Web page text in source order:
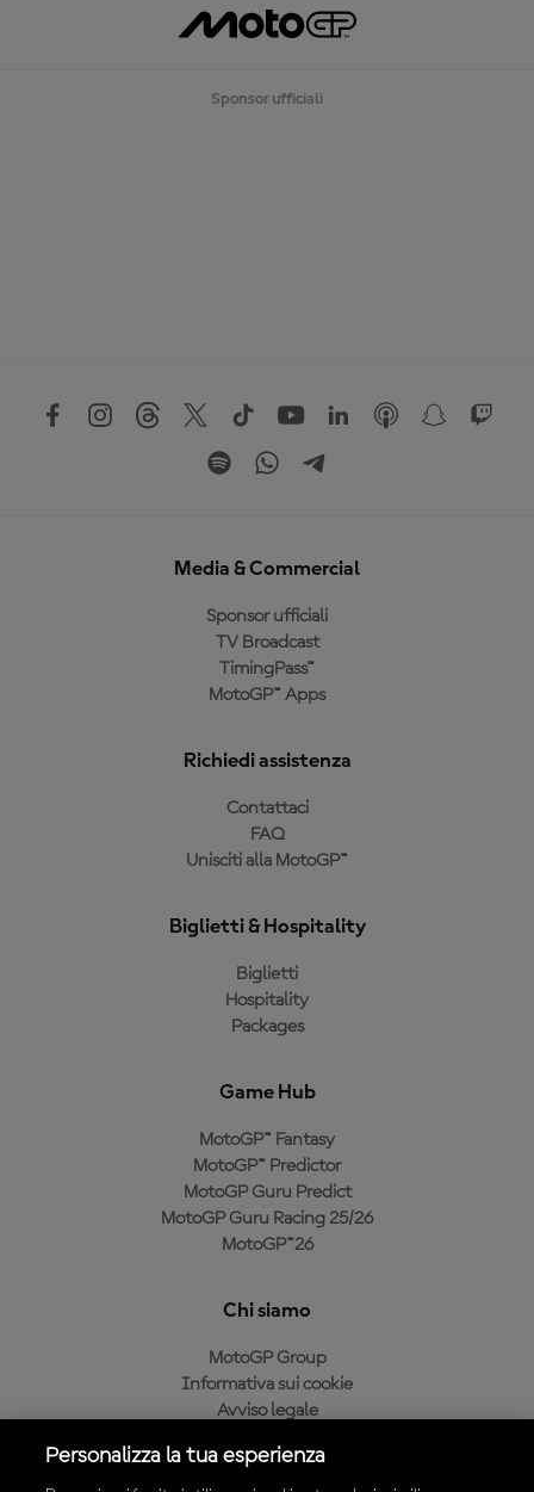
Sponsor ufficiali
Media & Commercial
Sponsor ufficiali
TV Broadcast
TimingPass™
MotoGP™ Apps
Richiedi assistenza
Contattaci
FAQ
Unisciti alla MotoGP™
Biglietti & Hospitality
Biglietti
Hospitality
Packages
Game Hub
MotoGP™ Fantasy
MotoGP™ Predictor
MotoGP Guru Predict
MotoGP Guru Racing 25/26
MotoGP™26
Chi siamo
MotoGP Group
Informativa sui cookie
Avviso legale
Condizioni di acquisto
Personalizza la tua esperienza